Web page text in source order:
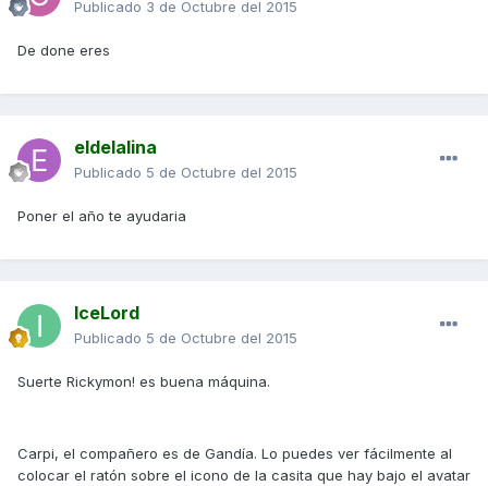
Publicado 3 de Octubre del 2015
De done eres
eldelalina
Publicado 5 de Octubre del 2015
Poner el año te ayudaria
IceLord
Publicado 5 de Octubre del 2015
Suerte Rickymon! es buena máquina.
Carpi, el compañero es de Gandía. Lo puedes ver fácilmente al
colocar el ratón sobre el icono de la casita que hay bajo el avatar